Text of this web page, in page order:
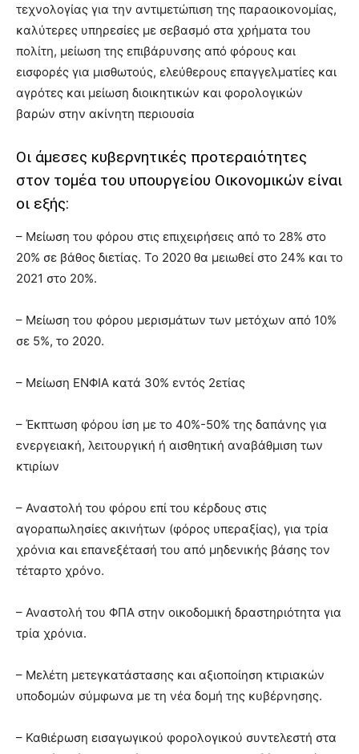
τεχνολογίας για την αντιμετώπιση της παραοικονομίας,
καλύτερες υπηρεσίες με σεβασμό στα χρήματα του
πολίτη, μείωση της επιβάρυνσης από φόρους και
εισφορές για μισθωτούς, ελεύθερους επαγγελματίες και
αγρότες και μείωση διοικητικών και φορολογικών
βαρών στην ακίνητη περιουσία
Οι άμεσες κυβερνητικές προτεραιότητες
στον τομέα του υπουργείου Οικονομικών είναι
οι εξής:
– Μείωση του φόρου στις επιχειρήσεις από το 28% στο
20% σε βάθος διετίας. Το 2020 θα μειωθεί στο 24% και το
2021 στο 20%.
– Μείωση του φόρου μερισμάτων των μετόχων από 10%
σε 5%, το 2020.
– Μείωση ΕΝΦΙΑ κατά 30% εντός 2ετίας
– Έκπτωση φόρου ίση με το 40%-50% της δαπάνης για
ενεργειακή, λειτουργική ή αισθητική αναβάθμιση των
κτιρίων
– Αναστολή του φόρου επί του κέρδους στις
αγοραπωλησίες ακινήτων (φόρος υπεραξίας), για τρία
χρόνια και επανεξέτασή του από μηδενικής βάσης τον
τέταρτο χρόνο.
– Αναστολή του ΦΠΑ στην οικοδομική δραστηριότητα για
τρία χρόνια.
– Μελέτη μετεγκατάστασης και αξιοποίηση κτιριακών
υποδομών σύμφωνα με τη νέα δομή της κυβέρνησης.
– Καθιέρωση εισαγωγικού φορολογικού συντελεστή στα